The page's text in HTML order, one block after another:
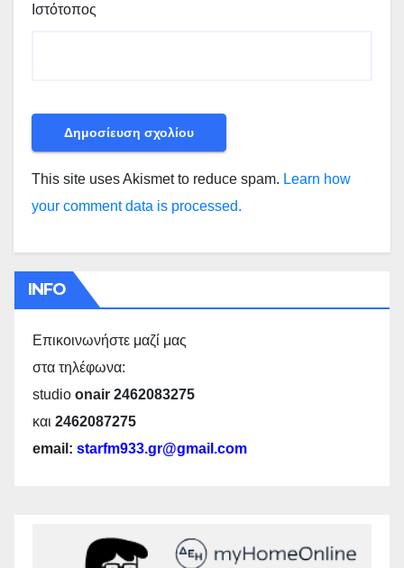
Ιστότοπος
This site uses Akismet to reduce spam. Learn how
your comment data is processed.
INFO
Επικοινωνήστε μαζί μας
στα τηλέφωνα:
studio onair 2462083275
και 2462087275
email: starfm933.gr@gmail.com